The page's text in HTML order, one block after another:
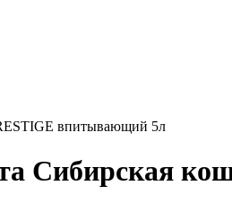
впитывающий 5л
Сибирская